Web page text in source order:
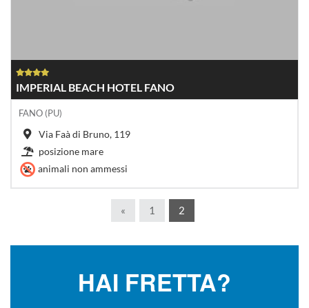
IMPERIAL BEACH HOTEL FANO
FANO (PU)
Via Faà di Bruno, 119
posizione mare
animali non ammessi
« 1 2
HAI FRETTA?